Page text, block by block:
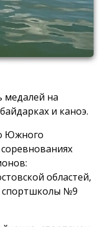
медалей на
и каноэ.
Южного
областей,
спортшколы №9